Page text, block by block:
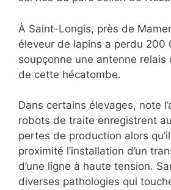
À Saint-Longis, près de
éleveur de lapins a perdu 200
soupçonne une antenne relais
de cette hécatombe.
Dans certains élevages, note
robots de traite enregistrent
pertes de production alors
proximité l’installation d’un
d’une ligne à haute tension.
diverses pathologies qui